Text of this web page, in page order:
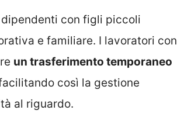
con figli piccoli
e familiare. I lavoratori con
un trasferimento temporaneo
così la gestione
al riguardo.